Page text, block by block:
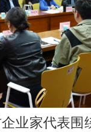
业家代表围